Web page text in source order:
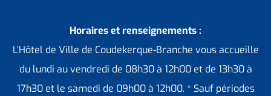
Horaires et renseignements :
L’Hôtel de Ville de Coudekerque-Branche vous accueille
du lundi au vendredi de 08h30 à 12h00 et de 13h30 à
17h30 et le samedi de 09h00 à 12h00. * Sauf périodes